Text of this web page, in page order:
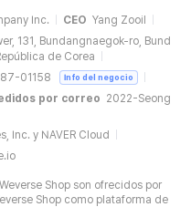
Inc. CEO Yang Zooil
131, Bundangnaegok-ro, Bund
de Corea
01158 Info del negocio
por correo 2022-Seong
Inc. y NAVER Cloud
Shop son ofrecidos por
Shop como plataforma de